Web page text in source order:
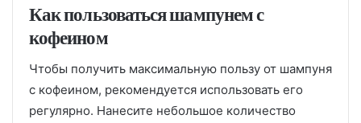
Как пользоваться шампунем с
кофеином
Чтобы получить максимальную пользу от шампуня
с кофеином, рекомендуется использовать его
регулярно. Нанесите небольшое количество